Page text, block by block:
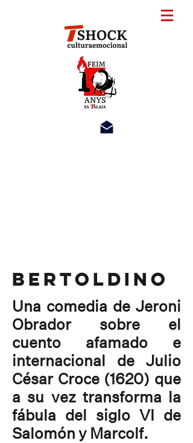
bertoldino
Una comedia de Jeroni
Obrador sobre el
cuento afamado e
internacional de Julio
César Croce (1620) que
a su vez transforma la
fábula del siglo VI de
Salomón y Marcolf.